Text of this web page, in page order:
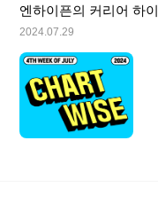
엔하이픈의 커리어 하이
2024.07.29